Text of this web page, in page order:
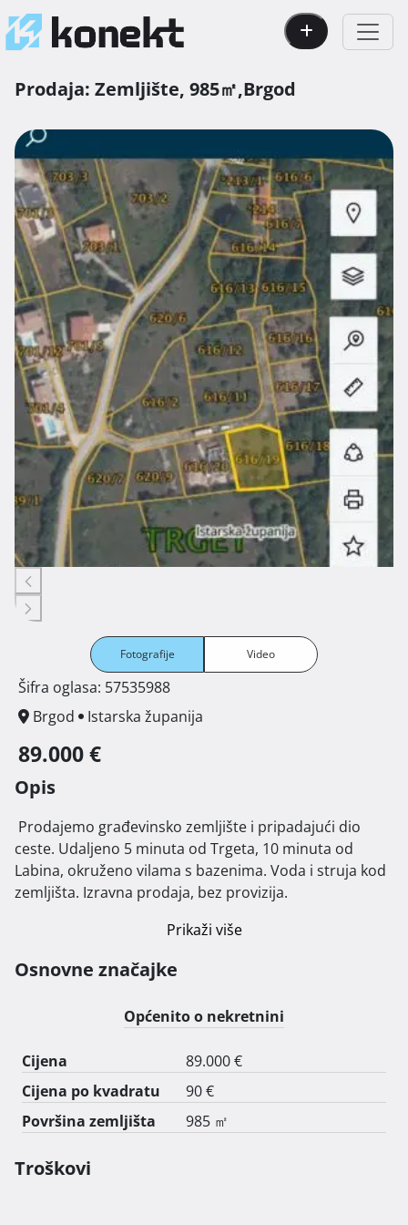
Prodaja: Zemljište, 985㎡,Brgod
Fotografije Video
Šifra oglasa: 57535988
Brgod
Istarska županija
89.000 €
Opis
ceste. Udaljeno 5 minuta od Trgeta, 10 minuta od
Labina, okruženo vilama s bazenima. Voda i struja kod
zemljišta. Izravna prodaja, bez provizija.
Prikaži više
Osnovne značajke
Općenito o nekretnini
Cijena
89.000 €
Cijena po kvadratu
90 €
Površina zemljišta
985 ㎡
Troškovi